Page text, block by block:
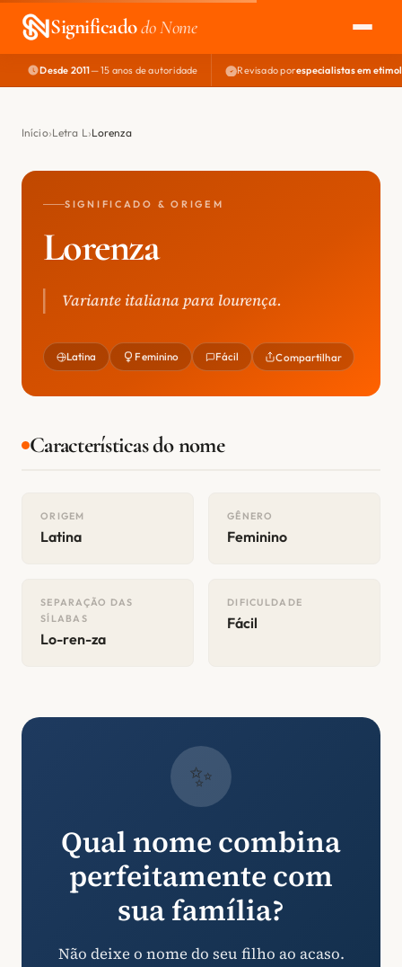
Significadodo Nome
EXPLORAR
NOME PERFEITO
Desde 2011— 15 anos de autoridade Revisado porespecialistas em
Início Letra L Lorenza
SIGNIFICADO & ORIGEM
Lorenza
Variante italiana para lourença.
Latina Feminino Fácil Compartilhar
Características do nome
ORIGEM
Latina
GÊNERO
Feminino
SEPARAÇÃO DAS
SÍLABAS
Lo-ren-za
DIFICULDADE
Fácil
✨
Qual nome combina
perfeitamente com
sua família?
Não deixe o nome do seu filho ao acaso.